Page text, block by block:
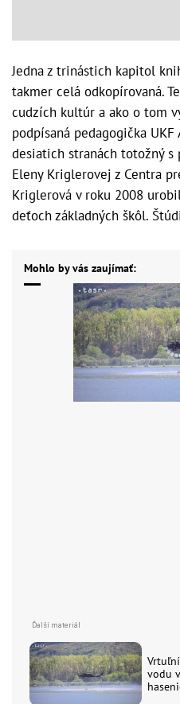
Jedna z trinástich kapitol
takmer celá odkopírovaná.
cudzích kultúr a ako o tom
podpísaná pedagogička
desiatich stranách totožný s
Eleny Kriglerovej z Centra
Kriglerová v roku 2008
deťoch základných škôl.
Mohlo by vás zaujímať:
vodu